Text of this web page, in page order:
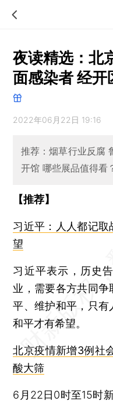
夜读精选：北
面感染者 经
2022年06月22日 19:16
推荐：烟草行业反腐
开馆 哪些展品值得看
【推荐】
习近平：人人都记
望
习近平表示，历史
业，需要各方共同
平、维护和平，只有
和平才有希望。
北京疫情新增3例社
酸大筛
6月22日0时至15时